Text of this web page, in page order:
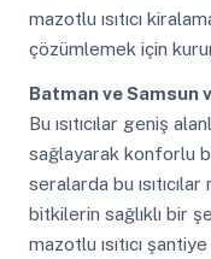
mazotlu ısıtıcı
çözümlemek için
Batman ve Samsun
Bu ısıtıcılar geniş
sağlayarak konforlu
seralarda bu
bitkilerin sağlıklı bir
mazotlu ısıtıcı